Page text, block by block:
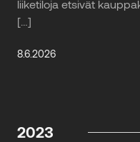
liiketiloja etsivät
[…]
8.6.2026
2023